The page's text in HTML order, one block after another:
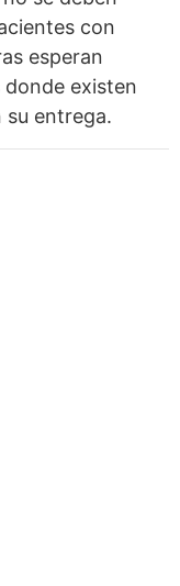
con
esperan
existen
su entrega.